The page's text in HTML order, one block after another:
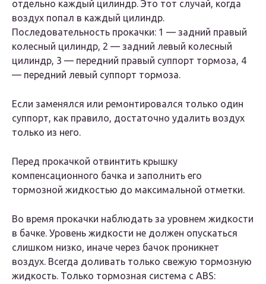
отдельно каждый цилиндр. Это тот случай, когда
воздух попал в каждый цилиндр.
Последовательность прокачки: 1 — задний правый
колесный цилиндр, 2 — задний левый колесный
цилиндр, 3 — передний правый суппорт тормоза, 4
— передний левый суппорт тормоза.
Если заменялся или ремонтировался только один
суппорт, как правило, достаточно удалить воздух
только из него.
Перед прокачкой отвинтить крышку
компенсационного бачка и заполнить его
тормозной жидкостью до максимальной отметки.
Во время прокачки наблюдать за уровнем жидкости
в бачке. Уровень жидкости не должен опускаться
слишком низко, иначе через бачок проникнет
воздух. Всегда доливать только свежую тормозную
жидкость. Только тормозная система с ABS: